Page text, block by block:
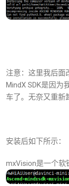
注意：这里我后面
MindX SDK是因为
车了。无奈又重新
安装后如下所示：
mxVision是一个软